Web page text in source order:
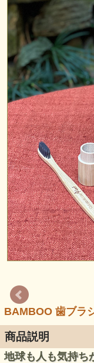
BAMBOO 歯ブラ
商品説明
地球も人も気持ち